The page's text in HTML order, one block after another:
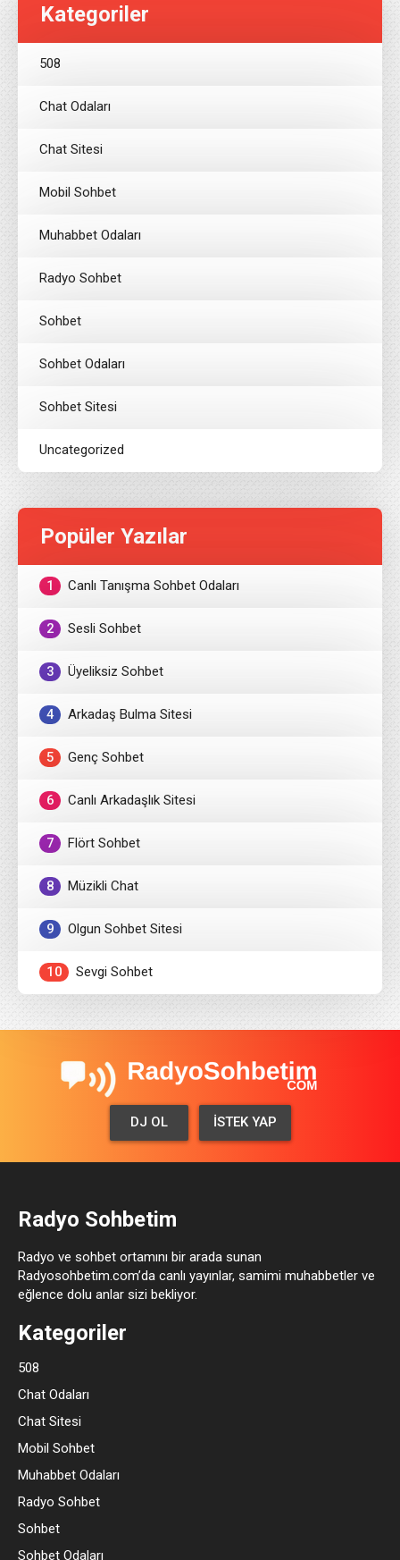
Kategoriler
508
Chat Odaları
Chat Sitesi
Mobil Sohbet
Muhabbet Odaları
Radyo Sohbet
Sohbet
Sohbet Odaları
Sohbet Sitesi
Uncategorized
Popüler Yazılar
1 Canlı Tanışma Sohbet Odaları
2 Sesli Sohbet
3 Üyeliksiz Sohbet
4 Arkadaş Bulma Sitesi
5 Genç Sohbet
6 Canlı Arkadaşlık Sitesi
7 Flört Sohbet
8 Müzikli Chat
9 Olgun Sohbet Sitesi
10 Sevgi Sohbet
DJ OL İSTEK YAP
Radyo Sohbetim
Radyo ve sohbet ortamını bir arada sunan
Radyosohbetim.com’da canlı yayınlar, samimi muhabbetler ve
eğlence dolu anlar sizi bekliyor.
Kategoriler
508
Chat Odaları
Chat Sitesi
Mobil Sohbet
Muhabbet Odaları
Radyo Sohbet
Sohbet
Sohbet Odaları